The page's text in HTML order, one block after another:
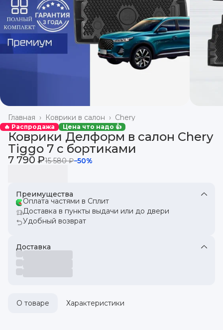
Chery
Коврики в салон ›
Главная ›
🔥 Распродажа Цена что надо 👍
Коврики Делформ в салон Chery
Tiggo 7 с бортиками
7 790 ₽15 580 ₽−50%
Преимущества
Оплата частями в Сплит
Доставка в пункты выдачи или до двери
Удобный возврат
Доставка
О товаре Характеристики